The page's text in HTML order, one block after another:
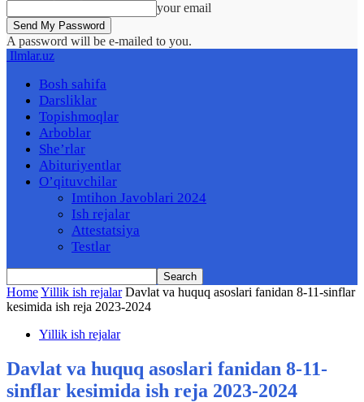
your email
A password will be e-mailed to you.
Ilmlar.uz
Bosh sahifa
Darsliklar
Topishmoqlar
Arboblar
She’rlar
Abituriyentlar
O’qituvchilar
Imtihon Javoblari 2024
Ish rejalar
Attestatsiya
Testlar
HomeYillik ish rejalar Davlat va huquq asoslari fanidan 8-11-sinflar
kesimida ish reja 2023-2024
Yillik ish rejalar
Davlat va huquq asoslari fanidan 8-11-
sinflar kesimida ish reja 2023-2024